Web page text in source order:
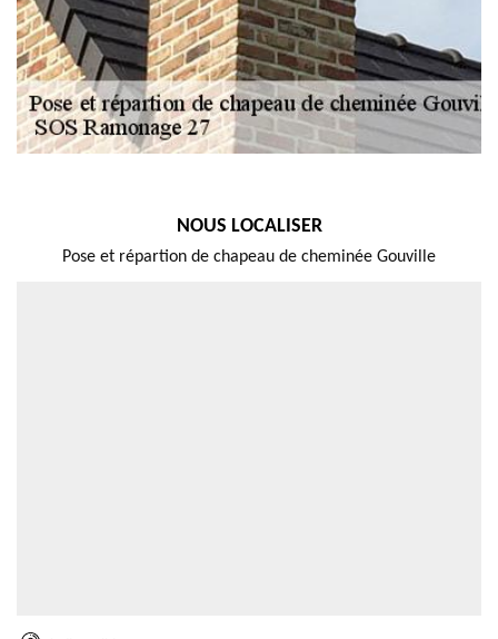
NOUS LOCALISER
Pose et répartion de chapeau de cheminée Gouville